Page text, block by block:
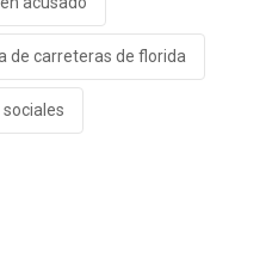
de carreteras de florida